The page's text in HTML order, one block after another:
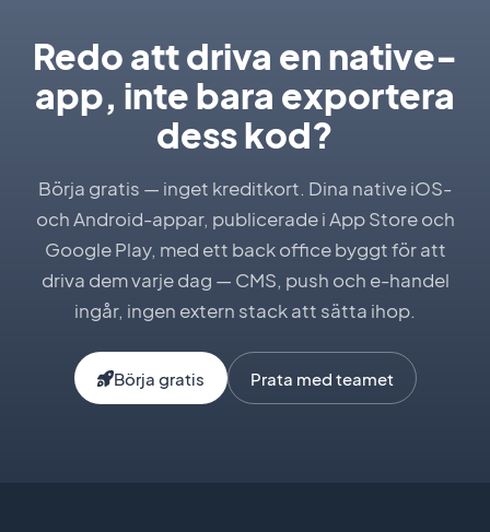
Redo att driva en native-
app, inte bara exportera
dess kod?
Börja gratis — inget kreditkort. Dina native iOS-
och Android-appar, publicerade i App Store och
Google Play, med ett back office byggt för att
driva dem varje dag — CMS, push och e-handel
ingår, ingen extern stack att sätta ihop.
Börja gratis Prata med teamet